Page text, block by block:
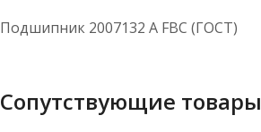
Подшипник 2007132 А FBC (ГОСТ)
Сопутствующие товары